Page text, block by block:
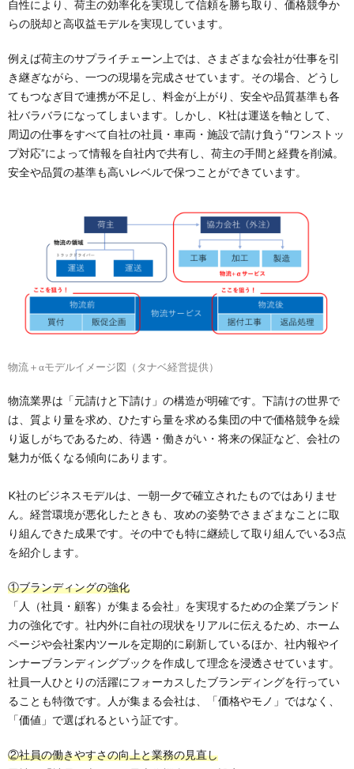
自性により、荷主の効率化を実現して信頼を勝ち取り、価格競争か
らの脱却と高収益モデルを実現しています。
例えば荷主のサプライチェーン上では、さまざまな会社が仕事を引
き継ぎながら、一つの現場を完成させています。その場合、どうし
てもつなぎ目で連携が不足し、料金が上がり、安全や品質基準も各
社バラバラになってしまいます。しかし、K社は運送を軸として、
周辺の仕事をすべて自社の社員・車両・施設で請け負う“ワンストッ
プ対応”によって情報を自社内で共有し、荷主の手間と経費を削減。
安全や品質の基準も高いレベルで保つことができています。
物流＋αモデルイメージ図（タナベ経営提供）
物流業界は「元請けと下請け」の構造が明確です。下請けの世界で
は、質より量を求め、ひたすら量を求める集団の中で価格競争を繰
り返しがちであるため、待遇・働きがい・将来の保証など、会社の
魅力が低くなる傾向にあります。
K社のビジネスモデルは、一朝一夕で確立されたものではありませ
ん。経営環境が悪化したときも、攻めの姿勢でさまざまなことに取
り組んできた成果です。その中でも特に継続して取り組んでいる3点
を紹介します。
①ブランディングの強化
「人（社員・顧客）が集まる会社」を実現するための企業ブランド
力の強化です。社内外に自社の現状をリアルに伝えるため、ホーム
ページや会社案内ツールを定期的に刷新しているほか、社内報やイ
ンナーブランディングブックを作成して理念を浸透させています。
社員一人ひとりの活躍にフォーカスしたブランディングを行ってい
ることも特徴です。人が集まる会社は、「価格やモノ」ではなく、
「価値」で選ばれるという証です。
②社員の働きやすさの向上と業務の見直し